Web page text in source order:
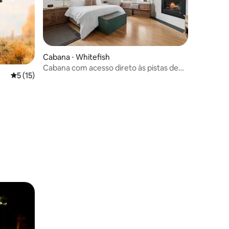
5 de uma avaliação média de 5, 15 avaliações
5 (15)
Cabana ⋅ Whitefish
Cabana com acesso direto às pistas de